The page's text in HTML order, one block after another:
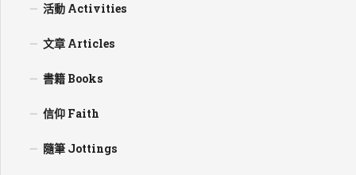
活動 Activities
文章 Articles
書籍 Books
信仰 Faith
隨筆 Jottings